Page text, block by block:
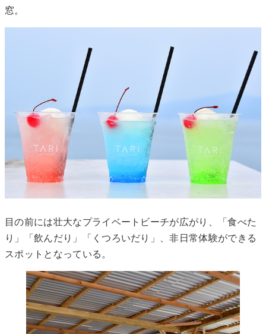
窓。
目の前には壮大なプライベートビーチが広がり、「食べた
り」「飲んだり」「くつろいだり」、非日常体験ができる
スポットとなっている。